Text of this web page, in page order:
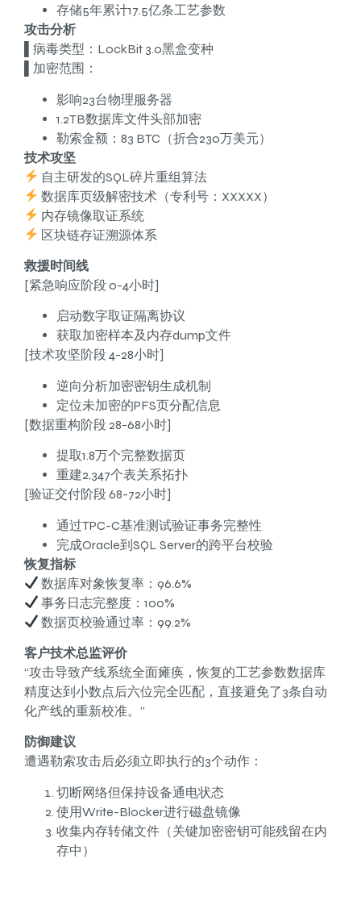
存储5年累计17.5亿条工艺参数
攻击分析
▌病毒类型：LockBit 3.0黑盒变种
▌加密范围：
影响23台物理服务器
1.2TB数据库文件头部加密
勒索金额：83 BTC（折合230万美元）
技术攻坚
自主研发的SQL碎片重组算法
数据库页级解密技术（专利号：XXXXX）
内存镜像取证系统
区块链存证溯源体系
救援时间线
[紧急响应阶段 0-4小时]
启动数字取证隔离协议
获取加密样本及内存dump文件
[技术攻坚阶段 4-28小时]
逆向分析加密密钥生成机制
定位未加密的PFS页分配信息
[数据重构阶段 28-68小时]
提取1.8万个完整数据页
重建2,347个表关系拓扑
[验证交付阶段 68-72小时]
通过TPC-C基准测试验证事务完整性
完成Oracle到SQL Server的跨平台校验
恢复指标
数据库对象恢复率：96.6%
事务日志完整度：100%
数据页校验通过率：99.2%
客户技术总监评价
“攻击导致产线系统全面瘫痪，恢复的工艺参数数据库
精度达到小数点后六位完全匹配，直接避免了3条自动
化产线的重新校准。”
防御建议
遭遇勒索攻击后必须立即执行的3个动作：
切断网络但保持设备通电状态
使用Write-Blocker进行磁盘镜像
收集内存转储文件（关键加密密钥可能残留在内
存中）